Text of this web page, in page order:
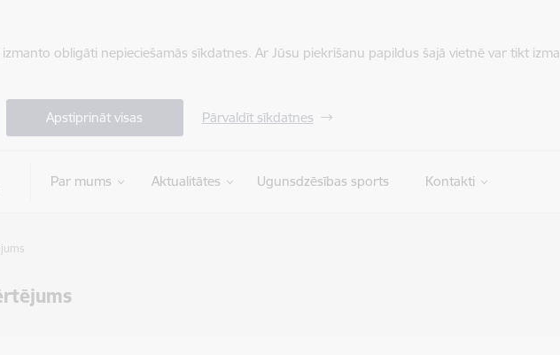
obligāti nepieciešamās sīkdatnes. Ar Jūsu piekrišanu papildus šajā vietnē var tikt
Apstiprināt visas Pārvaldīt sīkdatnes
Par mums Aktualitātes Ugunsdzēsības sports Kontakti